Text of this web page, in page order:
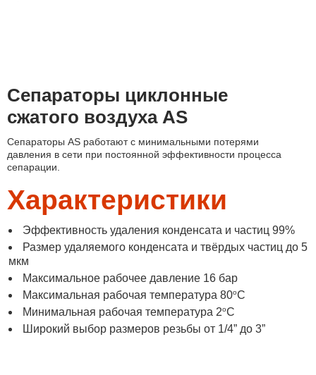
Сепараторы циклонные
сжатого воздуха AS
Сепараторы AS работают с минимальными потерями
давления в сети при постоянной эффективности процесса
сепарации.
Характеристики
Эффективность удаления конденсата и частиц 99%
Размер удаляемого конденсата и твёрдых частиц до 5
мкм
Максимальное рабочее давление 16 бар
Максимальная рабочая температура 80oС
Минимальная рабочая температура 2oС
Широкий выбор размеров резьбы от 1/4” до 3”